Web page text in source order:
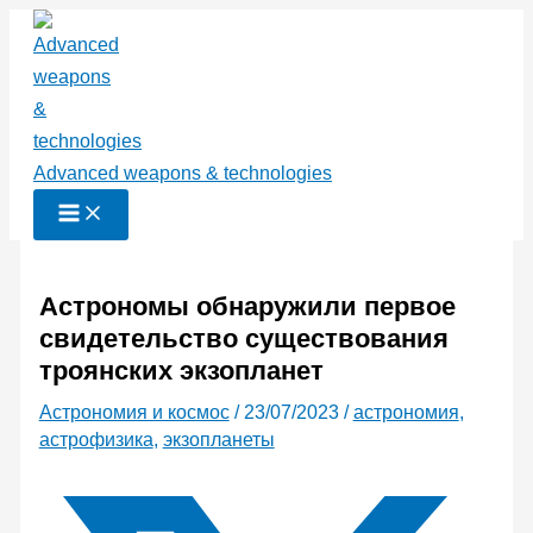
Перейти
содержимому
Advanced weapons & technologies
Астрономы обнаружили первое
свидетельство существования
троянских экзопланет
Астрономия и космос/ 23/07/2023 /астрономия,
астрофизика, экзопланеты